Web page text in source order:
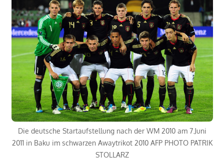
Die deutsche Startaufstellung nach der WM 2010 am 7.Juni
2011 in Baku im schwarzen Awaytrikot 2010 AFP PHOTO PATRIK
STOLLARZ